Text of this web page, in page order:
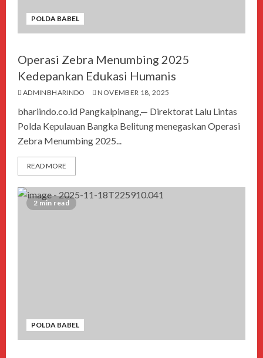
POLDA BABEL
Operasi Zebra Menumbing 2025
Kedepankan Edukasi Humanis
ADMINBHARINDO NOVEMBER 18, 2025
bhariindo.co.id Pangkalpinang,— Direktorat Lalu Lintas
Polda Kepulauan Bangka Belitung menegaskan Operasi
Zebra Menumbing 2025...
READ MORE
2 min read
POLDA BABEL